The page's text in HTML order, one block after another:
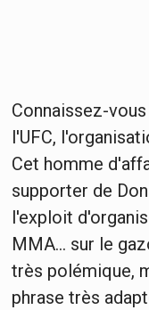
Connaissez-
l'UFC,
Cet homme
supporter de
l'exploit
MMA... sur le
très polémique,
phrase très